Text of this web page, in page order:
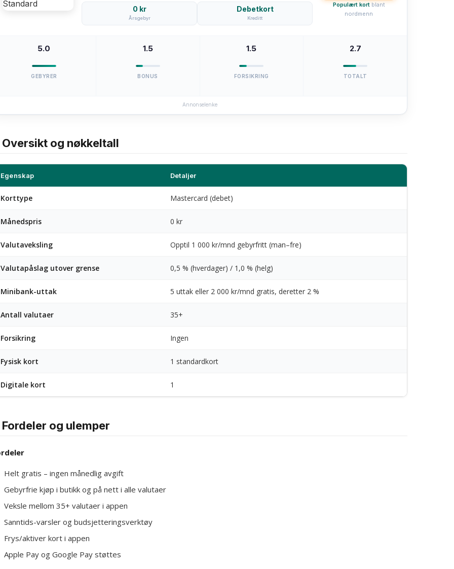
0 kr
Årsgebyr
Debetkort
Kreditt
Populært kortblant
nordmenn
5.0
GEBYRER
1.5
BONUS
1.5
FORSIKRING
2.7
TOTALT
Annonselenke
Oversikt og nøkkeltall
Egenskap Detaljer
Korttype Mastercard (debet)
Månedspris 0 kr
Valutaveksling Opptil 1 000 kr/mnd gebyrfritt (man–fre)
Valutapåslag utover grense 0,5 % (hverdager) / 1,0 % (helg)
Minibank-uttak 5 uttak eller 2 000 kr/mnd gratis, deretter 2 %
Antall valutaer 35+
Forsikring Ingen
Fysisk kort 1 standardkort
Digitale kort 1
Fordeler og ulemper
Helt gratis – ingen månedlig avgift
Gebyrfrie kjøp i butikk og på nett i alle valutaer
Veksle mellom 35+ valutaer i appen
Sanntids-varsler og budsjetteringsverktøy
Frys/aktiver kort i appen
Apple Pay og Google Pay støttes